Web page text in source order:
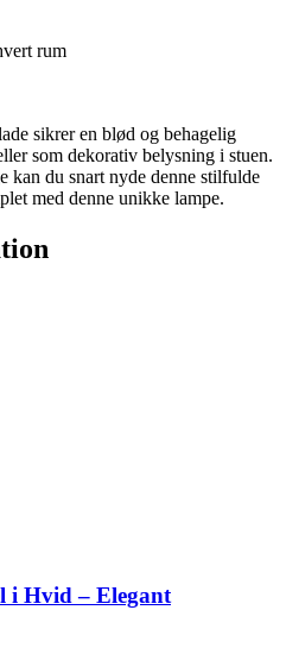
rum
sikrer en blød og behagelig
som dekorativ belysning i stuen.
kan du snart nyde denne stilfulde
med denne unikke lampe.
i Hvid – Elegant